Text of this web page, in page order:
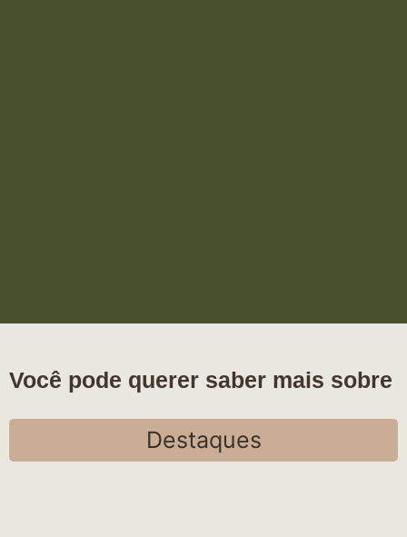
Você pode querer saber mais sobre
Destaques